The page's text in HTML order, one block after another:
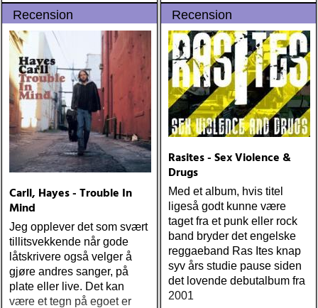
Recension
Carll, Hayes - Trouble In
Mind
Jeg opplever det som svært
tillitsvekkende når gode
låtskrivere også velger å
gjøre andres sanger, på
plate eller live. Det kan
være et tegn på egoet er
Recension
Rasites - Sex Violence &
Drugs
Med et album, hvis titel
ligeså godt kunne være
taget fra et punk eller rock
band bryder det engelske
reggaeband Ras Ites knap
syv års studie pause siden
det lovende debutalbum fra
2001